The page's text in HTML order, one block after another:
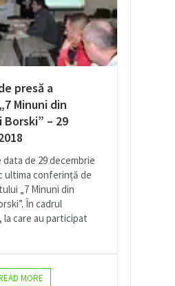
presă a
Minuni din
– 29
de 29 decembrie
ultima conferință de
„7 Minuni din
În cadrul
care au participat
MORE